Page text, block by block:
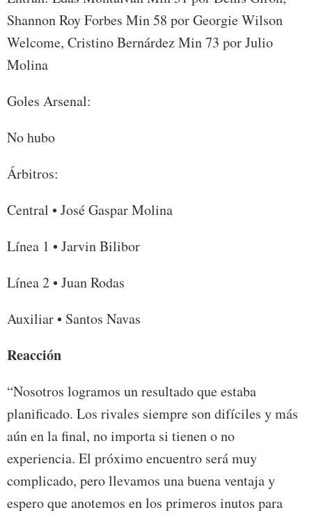
Shannon Roy Forbes Min 58 por Georgie Wilson
Welcome, Cristino Bernárdez Min 73 por Julio
Molina
Goles Arsenal:
No hubo
Árbitros:
Central • José Gaspar Molina
Línea 1 • Jarvin Bilibor
Línea 2 • Juan Rodas
Auxiliar • Santos Navas
Reacción
“Nosotros logramos un resultado que estaba
planificado. Los rivales siempre son difíciles y más
aún en la final, no importa si tienen o no
experiencia. El próximo encuentro será muy
complicado, pero llevamos una buena ventaja y
espero que anotemos en los primeros inutos para